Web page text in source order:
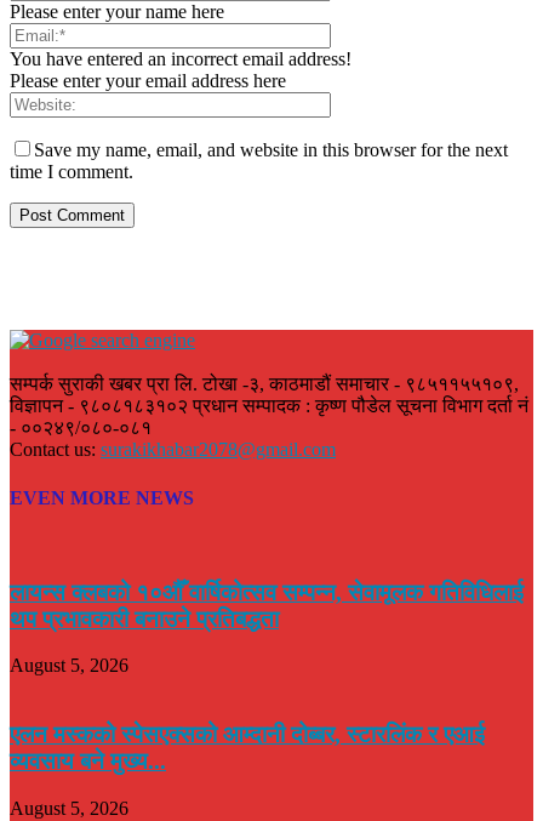
Please enter your name here
You have entered an incorrect email address!
Please enter your email address here
Save my name, email, and website in this browser for the next
time I comment.
सम्पर्क सुराकी खबर प्रा लि. टोखा -३, काठमाडौं समाचार - ९८५११५५१०९,
विज्ञापन - ९८०८१८३१०२ प्रधान सम्पादक : कृष्ण पौडेल सूचना विभाग दर्ता नं
- ००२४९/०८०-०८१
Contact us: surakikhabar2078@gmail.com
EVEN MORE NEWS
लायन्स क्लबको १०औँ वार्षिकोत्सव सम्पन्न, सेवामूलक गतिविधिलाई
थप प्रभावकारी बनाउने प्रतिबद्धता
August 5, 2026
एलन मस्कको स्पेसएक्सको आम्दानी दोब्बर, स्टारलिंक र एआई
व्यवसाय बने मुख्य...
August 5, 2026